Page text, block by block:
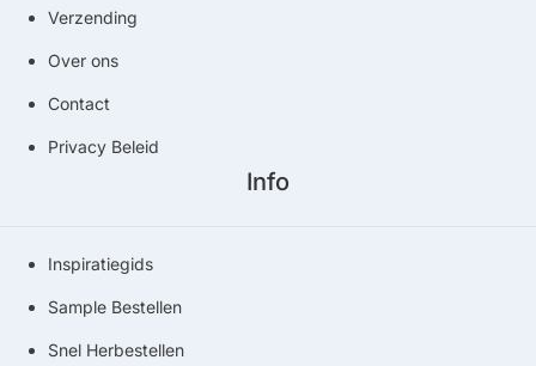
Verzending
Over ons
Contact
Privacy Beleid
Info
Inspiratiegids
Sample Bestellen
Snel Herbestellen